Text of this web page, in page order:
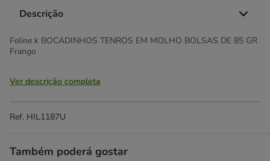
Descrição
Feline k BOCADINHOS TENROS EM MOLHO BOLSAS DE 85 GR
Frango
Ver descrição completa
Ref. HIL1187U
Também poderá gostar